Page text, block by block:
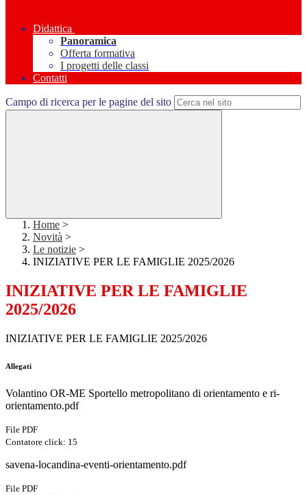
Didattica
Panoramica
Offerta formativa
I progetti delle classi
Contatti
Campo di ricerca per le pagine del sito
Home >
Novità >
Le notizie >
INIZIATIVE PER LE FAMIGLIE 2025/2026
INIZIATIVE PER LE FAMIGLIE
2025/2026
INIZIATIVE PER LE FAMIGLIE 2025/2026
Allegati
Volantino OR-ME Sportello metropolitano di orientamento e ri-
orientamento.pdf
File PDF
Contatore click: 15
savena-locandina-eventi-orientamento.pdf
File PDF